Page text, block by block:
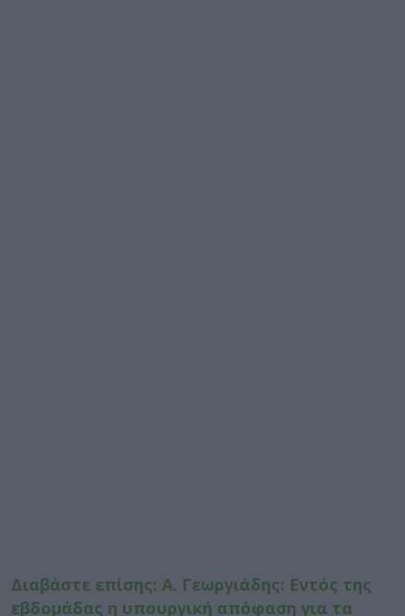
Διαβάστε επίσης: Α. Γεωργιάδης: Εντός της
εβδομάδας η υπουργική απόφαση για τα